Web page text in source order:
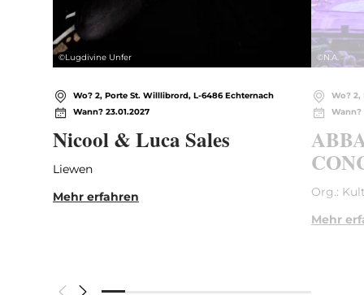
©Lugdivine Unfer
Wo? 2, Porte St. Willlibrord, L-6486 Echternach
Wann? 23.01.2027
Nicool & Luca Sales
Liewen
Mehr erfahren
©N.A.
Wo? 2,
Wann?
Org.:
Mehr